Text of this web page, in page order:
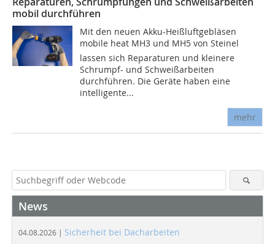
mobil durchführen
Mit den neuen Akku-Heißluftgebläsen
mobile heat MH3 und MH5 von Steinel
lassen sich Reparaturen und kleinere
Schrumpf- und Schweißarbeiten
durchführen. Die Geräte haben eine
intelligente...
mehr
News
04.08.2026 | Sicherheit bei Dacharbeiten